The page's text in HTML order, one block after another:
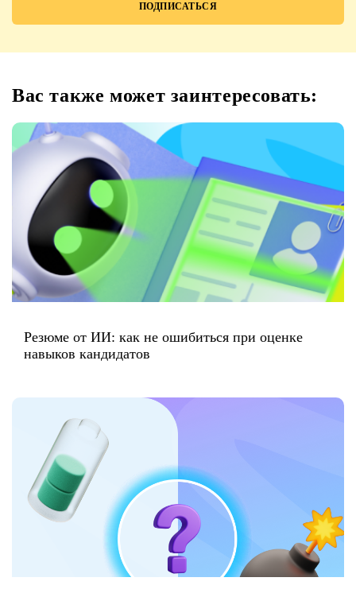
Вас также может заинтересовать:
Резюме от ИИ: как не ошибиться при оценке
навыков кандидатов